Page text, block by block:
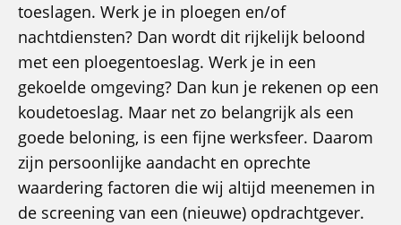
toeslagen. Werk je in ploegen en/of
nachtdiensten? Dan wordt dit rijkelijk beloond
met een ploegentoeslag. Werk je in een
gekoelde omgeving? Dan kun je rekenen op een
koudetoeslag. Maar net zo belangrijk als een
goede beloning, is een fijne werksfeer. Daarom
zijn persoonlijke aandacht en oprechte
waardering factoren die wij altijd meenemen in
de screening van een (nieuwe) opdrachtgever.